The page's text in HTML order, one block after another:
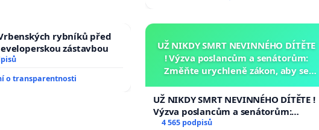
rybníků před
zástavbou
o transparentnosti
UŽ NIKDY SMRT NEVINNÉHO DÍTĚTE
! Výzva poslancům a senátorům:
Změňte urychleně zákon, aby se
opakovat!
UŽ NIKDY SMRT NEVINNÉHO DÍTĚTE !
Výzva poslancům a senátorům:
Změňte urychleně zákon, aby se
4 565 podpisů